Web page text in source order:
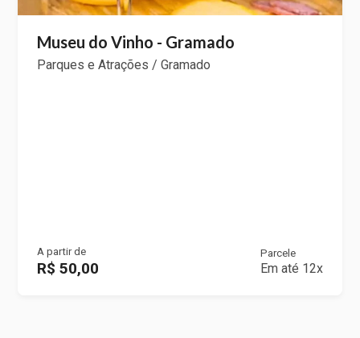
Museu do Vinho - Gramado
Parques e Atrações / Gramado
A partir de
R$ 50,00
Parcele
Em até 12x